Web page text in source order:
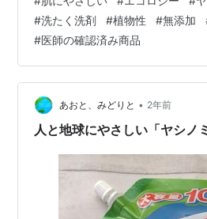
シノミ洗剤」の取り組み 売上げ１
ストへ 人と地球にやさしい理由
性 手肌へのやさしさと高い生分解
来の "植物性" 洗浄成分。 ２．無
剤・蛍光剤・漂白剤・香料・着色
用。 ３．高…
#洗たく洗剤 #植物性 #無添加
#医師の確認済み商品
あおと、みどりと • 2年前
人と地球にやさしい「ヤシノ